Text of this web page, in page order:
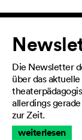
Die Newsletter
über das
allerdings
zur Zeit.
weiterlesen